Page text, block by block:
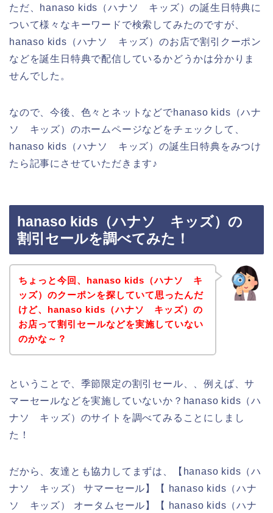
ただ、hanaso kids（ハナソ キッズ）の誕生日特典に
ついて様々なキーワードで検索してみたのですが、
hanaso kids（ハナソ キッズ）のお店で割引クーポン
などを誕生日特典で配信しているかどうかは分かりま
せんでした。
なので、今後、色々とネットなどでhanaso kids（ハナ
ソ キッズ）のホームページなどをチェックして、
hanaso kids（ハナソ キッズ）の誕生日特典をみつけ
たら記事にさせていただきます♪
hanaso kids（ハナソ キッズ）の
割引セールを調べてみた！
ちょっと今回、hanaso kids（ハナソ キ
ッズ）のクーポンを探していて思ったんだ
けど、hanaso kids（ハナソ キッズ）の
お店って割引セールなどを実施していない
のかな～？
ということで、季節限定の割引セール、、例えば、サ
マーセールなどを実施していないか？hanaso kids（ハ
ナソ キッズ）のサイトを調べてみることにしまし
た！
だから、友達とも協力してまずは、【hanaso kids（ハ
ナソ キッズ） サマーセール】【 hanaso kids（ハナ
ソ キッズ） オータムセール】【 hanaso kids（ハナ